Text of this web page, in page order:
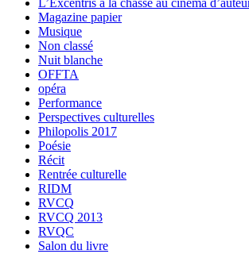
L’Excentris à la chasse au cinéma
Magazine papier
Musique
Non classé
Nuit blanche
OFFTA
opéra
Performance
Perspectives culturelles
Philopolis 2017
Poésie
Récit
Rentrée culturelle
RIDM
RVCQ
RVCQ 2013
RVQC
Salon du livre